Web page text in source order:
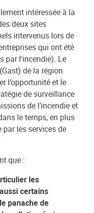
intéressée à la
deux sites
intervenus lors de
qui ont été
par l'incendie). Le
de la région
l’opportunité et le
de surveillance
de l’incendie et
le temps, en plus
les services de
que :
les
certains
panache de